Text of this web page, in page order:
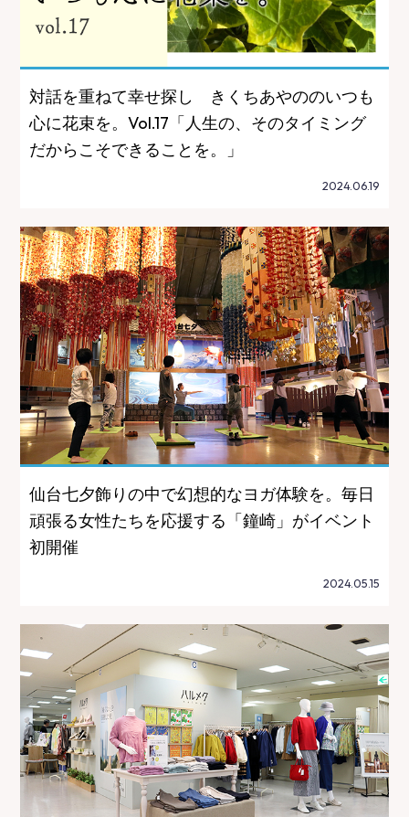
対話を重ねて幸せ探し きくちあやののいつも
心に花束を。Vol.17「人生の、そのタイミング
だからこそできることを。」
2024.06.19
仙台七夕飾りの中で幻想的なヨガ体験を。毎日
頑張る女性たちを応援する「鐘崎」がイベント
初開催
2024.05.15